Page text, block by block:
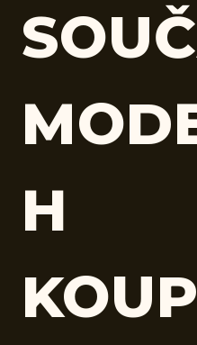
H